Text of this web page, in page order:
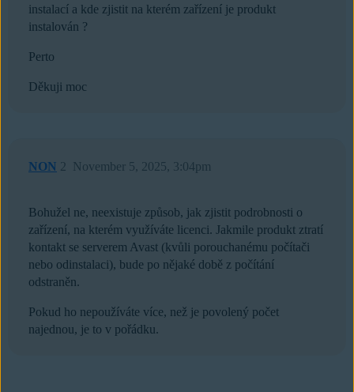
instalací a kde zjistit na kterém zařízení je produkt
instalován ?
Perto
Děkuji moc
NON November 5, 2025, 3:04pm
2
Bohužel ne, neexistuje způsob, jak zjistit podrobnosti o
zařízení, na kterém využíváte licenci. Jakmile produkt ztratí
kontakt se serverem Avast (kvůli porouchanému počítači
nebo odinstalaci), bude po nějaké době z počítání
odstraněn.
Pokud ho nepoužíváte více, než je povolený počet
najednou, je to v pořádku.